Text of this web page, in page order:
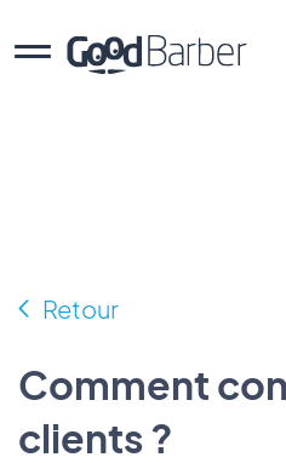
Retour
Comment
clients ?